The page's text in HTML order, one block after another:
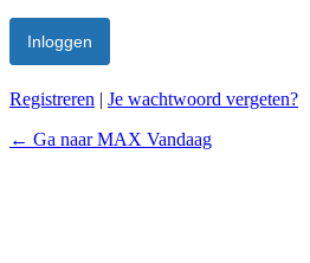
Registreren | Je wachtwoord vergeten?
← Ga naar MAX Vandaag